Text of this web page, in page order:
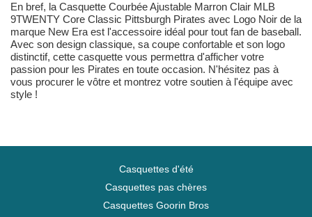
En bref, la Casquette Courbée Ajustable Marron Clair MLB
9TWENTY Core Classic Pittsburgh Pirates avec Logo Noir de la
marque New Era est l'accessoire idéal pour tout fan de baseball.
Avec son design classique, sa coupe confortable et son logo
distinctif, cette casquette vous permettra d'afficher votre
passion pour les Pirates en toute occasion. N'hésitez pas à
vous procurer le vôtre et montrez votre soutien à l'équipe avec
style !
Casquettes d'été
Casquettes pas chères
Casquettes Goorin Bros